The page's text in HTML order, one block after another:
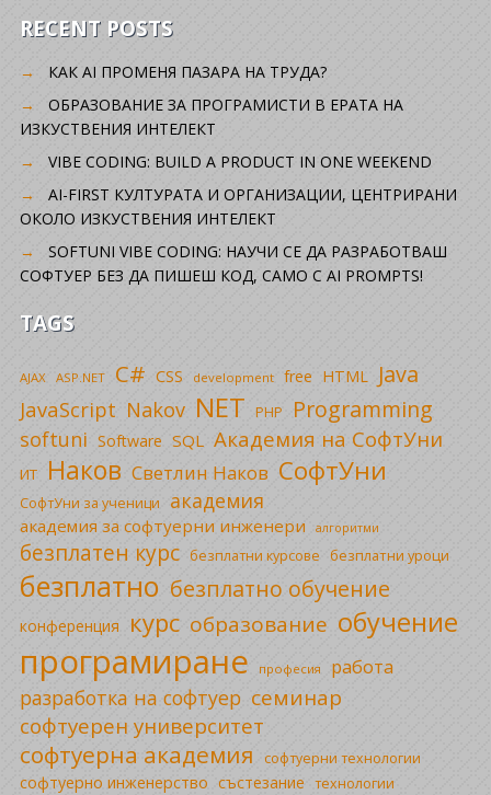
RECENT POSTS
КАК AI ПРОМЕНЯ ПАЗАРА НА ТРУДА?
ОБРАЗОВАНИЕ ЗА ПРОГРАМИСТИ В ЕРАТА НА
ИЗКУСТВЕНИЯ ИНТЕЛЕКТ
VIBE CODING: BUILD A PRODUCT IN ONE WEEKEND
AI-FIRST КУЛТУРАТА И ОРГАНИЗАЦИИ, ЦЕНТРИРАНИ
ОКОЛО ИЗКУСТВЕНИЯ ИНТЕЛЕКТ
SOFTUNI VIBE CODING: НАУЧИ СЕ ДА РАЗРАБОТВАШ
СОФТУЕР БЕЗ ДА ПИШЕШ КОД, САМО С AI PROMPTS!
TAGS
AJAX ASP.NET C# CSS development free HTML Java
JavaScript Nakov NET PHP Programming
softuni Software SQL Академия на СофтУни
ИТ Наков Светлин Наков СофтУни
СофтУни за ученици академия
академия за софтуерни инженери алгоритми
безплатен курс безплатни курсове безплатни уроци
безплатно безплатно обучение
конференция курс образование обучение
програмиране професия работа
разработка на софтуер семинар
софтуерен университет
софтуерна академия софтуерни технологии
софтуерно инженерство състезание технологии